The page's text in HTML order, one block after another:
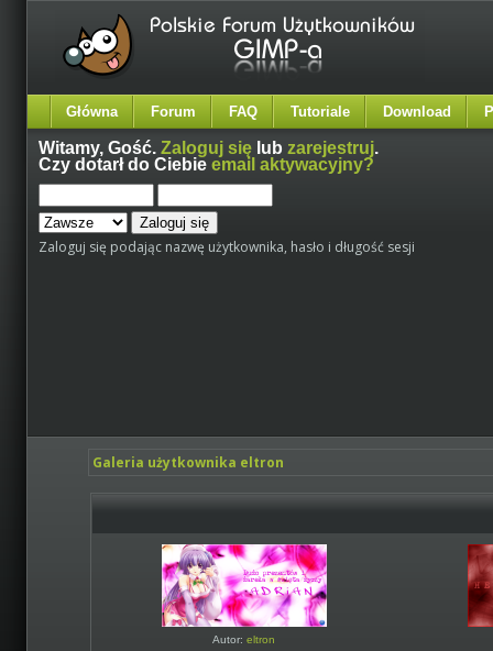
Główna Forum FAQ Tutoriale Download
Witamy, Gość. Zaloguj się lub zarejestruj.
Czy dotarł do Ciebie email aktywacyjny?
Zaloguj się podając nazwę użytkownika, hasło i długość sesji
Galeria użytkownika eltron
Autor:eltron